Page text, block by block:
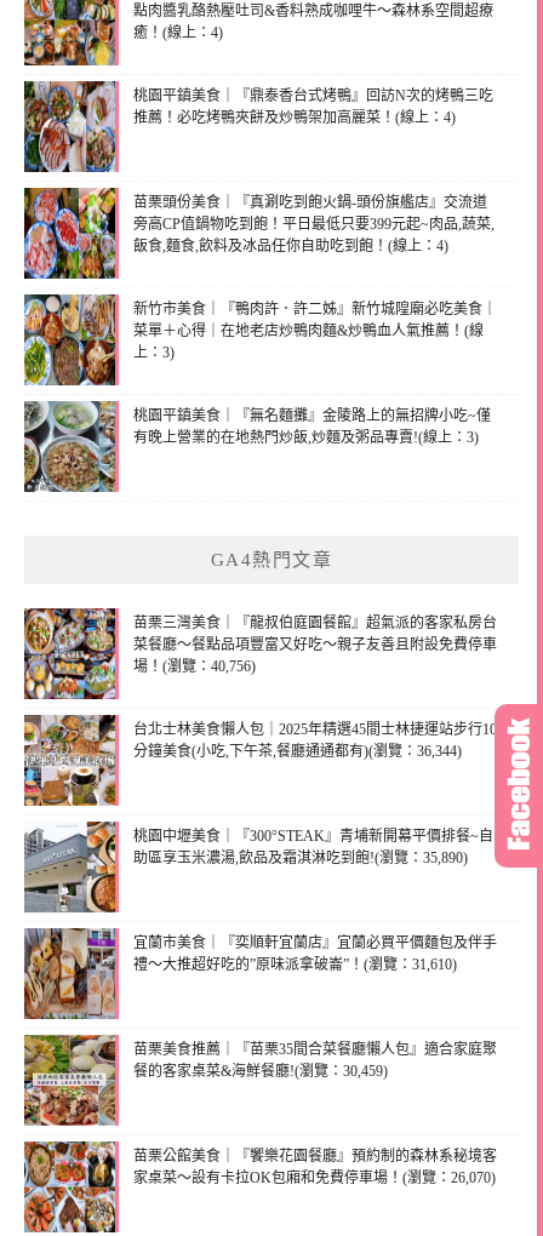
點肉醬乳酪熱壓吐司&香料熟成咖哩牛～森林系空間超療
癒！(線上：4)
桃園平鎮美食｜『鼎泰香台式烤鴨』回訪N次的烤鴨三吃
推薦！必吃烤鴨夾餅及炒鴨架加高麗菜！(線上：4)
苗栗頭份美食｜『真涮吃到飽火鍋-頭份旗艦店』交流道
旁高CP值鍋物吃到飽！平日最低只要399元起~肉品,蔬菜,
飯食,麵食,飲料及冰品任你自助吃到飽！(線上：4)
新竹市美食｜『鴨肉許．許二姊』新竹城隍廟必吃美食｜
菜單＋心得｜在地老店炒鴨肉麵&炒鴨血人氣推薦！(線
上：3)
桃園平鎮美食｜『無名麵攤』金陵路上的無招牌小吃~僅
有晚上營業的在地熱門炒飯,炒麵及粥品專賣!(線上：3)
GA4熱門文章
苗栗三灣美食｜『龍叔伯庭園餐館』超氣派的客家私房台
菜餐廳～餐點品項豐富又好吃～親子友善且附設免費停車
場！(瀏覽：40,756)
台北士林美食懶人包｜2025年精選45間士林捷運站步行10
分鐘美食(小吃,下午茶,餐廳通通都有)(瀏覽：36,344)
桃園中壢美食｜『300°STEAK』青埔新開幕平價排餐~自
助區享玉米濃湯,飲品及霜淇淋吃到飽!(瀏覽：35,890)
宜蘭市美食｜『奕順軒宜蘭店』宜蘭必買平價麵包及伴手
禮～大推超好吃的”原味派拿破崙”！(瀏覽：31,610)
苗栗美食推薦｜『苗栗35間合菜餐廳懶人包』適合家庭聚
餐的客家桌菜&海鮮餐廳!(瀏覽：30,459)
苗栗公館美食｜『饗樂花園餐廳』預約制的森林系秘境客
家桌菜～設有卡拉OK包廂和免費停車場！(瀏覽：26,070)